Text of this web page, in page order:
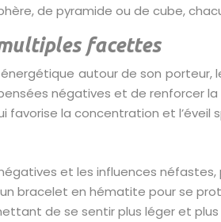
de pyramide ou de cube,
facettes
autour de son
négatives et de renforcer
favorise la concentration et l’éveil
et les influences
bracelet en hématite pour se
de se sentir plus léger et